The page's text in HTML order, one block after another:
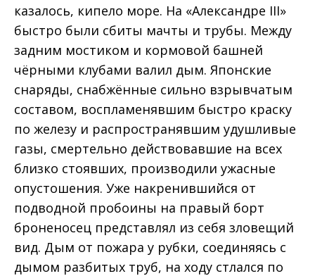
казалось, кипело море. На «Александре III»
быстро были сбиты мачты и трубы. Между
задним мостиком и кормовой башней
чёрными клубами валил дым. Японские
снаряды, снабжённые сильно взрывчатым
составом, воспламенявшим быстро краску
по железу и распространявшим удушливые
газы, смертельно действовавшие на всех
близко стоявших, производили ужасные
опустошения. Уже накренившийся от
подводной пробоины на правый борт
броненосец представлял из себя зловещий
вид. Дым от пожара у рубки, соединяясь с
дымом разбитых труб, на ходу стлался по